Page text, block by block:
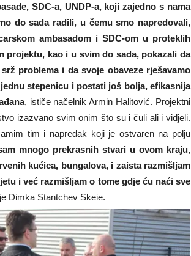
SDC-a, UNDP-a, koji zajedno s nama
do sada radili, u čemu smo napredovali,
ambasadom i SDC-om u proteklih
projektu, kao i u svim do sada, pokazali da
problema i da svoje obaveze rješavamo
stepenicu i postati još bolja, efikasnija
, ističe načelnik Armin Halitović. Projektni
izazvano svim onim što su i čuli ali i vidjeli.
tim i napredak koji je ostvaren na polju
mnogo prekrasnih stvari u ovom kraju,
kućica, bungalova, i zaista razmišljam
i već razmišljam o tome gdje ću naći sve
Dimka Stantchev Skeie.